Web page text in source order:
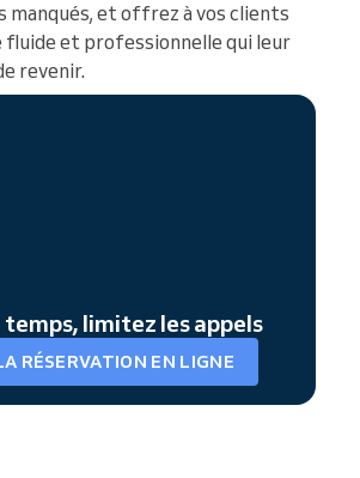
manqués, et offrez à vos clients
fluide et professionnelle qui leur
revenir.
temps, limitez les appels
RÉSERVATION EN LIGNE